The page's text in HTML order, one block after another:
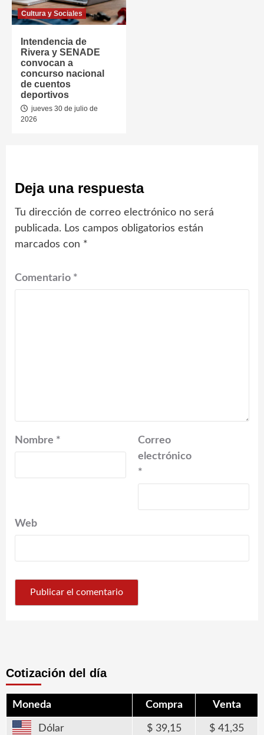
Cultura y Sociales
Intendencia de
Rivera y SENADE
convocan a
concurso nacional
de cuentos
deportivos
jueves 30 de julio de
2026
Deja una respuesta
Tu dirección de correo electrónico no será
publicada. Los campos obligatorios están
marcados con *
Comentario *
Nombre *
Correo
electrónico
*
Web
Cotización del día
Moneda Compra Venta
Dólar 39,15 41,35